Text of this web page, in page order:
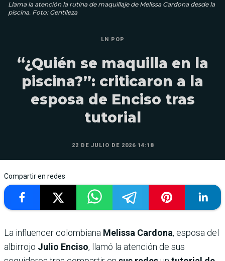
Llama la atención la rutina de maquillaje de Melissa Cardona desde la
piscina. Foto: Gentileza
LN POP
“¿Quién se maquilla en la
piscina?”: criticaron a la
esposa de Enciso tras
tutorial
22 DE JULIO DE 2026 14:18
Compartir en redes
La influencer colombiana Melissa Cardona, esposa del
albirrojo Julio Enciso, llamó la atención de sus